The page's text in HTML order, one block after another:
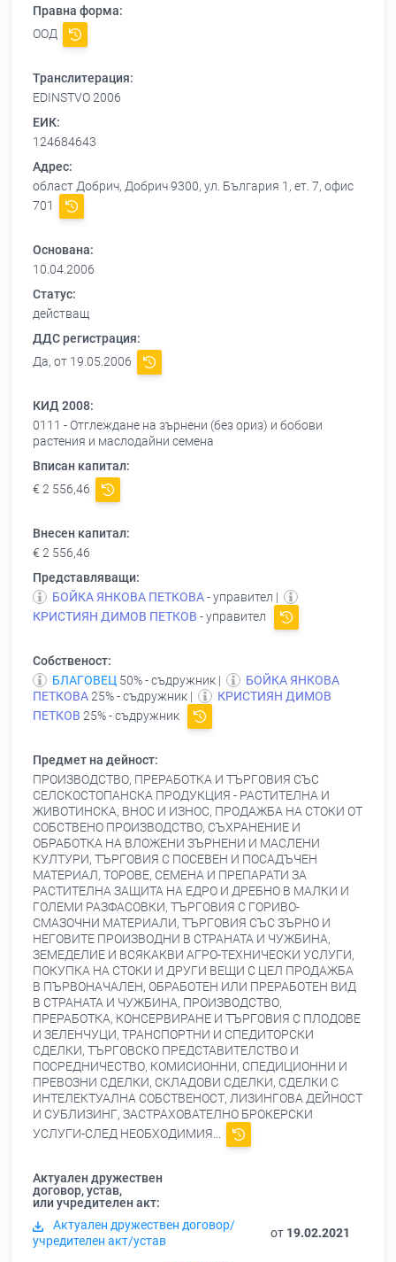
Правна форма:
ООД
Транслитерация:
EDINSTVO 2006
ЕИК:
124684643
Адрес:
област Добрич, Добрич 9300, ул. България 1, ет. 7, офис
701
Основана:
10.04.2006
Статус:
действащ
ДДС регистрация:
Да, от 19.05.2006
КИД 2008:
0111 - Отглеждане на зърнени (без ориз) и бобови
растения и маслодайни семена
Вписан капитал:
€ 2 556,46
Внесен капитал:
€ 2 556,46
Представляващи:
БОЙКА ЯНКОВА ПЕТКОВА- управител |
КРИСТИЯН ДИМОВ ПЕТКОВ - управител
Собственост:
БЛАГОВЕЦ 50% - съдружник |
БОЙКА ЯНКОВА
ПЕТКОВА25% - съдружник |
КРИСТИЯН ДИМОВ
ПЕТКОВ 25% - съдружник
Предмет на дейност:
ПРОИЗВОДСТВО, ПРЕРАБОТКА И ТЪРГОВИЯ СЪС
СЕЛСКОСТОПАНСКА ПРОДУКЦИЯ - РАСТИТЕЛНА И
ЖИВОТИНСКА, ВНОС И ИЗНОС, ПРОДАЖБА НА СТОКИ ОТ
СОБСТВЕНО ПРОИЗВОДСТВО, СЪХРАНЕНИЕ И
ОБРАБОТКА НА ВЛОЖЕНИ ЗЪРНЕНИ И МАСЛЕНИ
КУЛТУРИ, ТЪРГОВИЯ С ПОСЕВЕН И ПОСАДЪЧЕН
МАТЕРИАЛ, ТОРОВЕ, СЕМЕНА И ПРЕПАРАТИ ЗА
РАСТИТЕЛНА ЗАЩИТА НА ЕДРО И ДРЕБНО В МАЛКИ И
ГОЛЕМИ РАЗФАСОВКИ, ТЪРГОВИЯ С ГОРИВО-
СМАЗОЧНИ МАТЕРИАЛИ, ТЪРГОВИЯ СЪС ЗЪРНО И
НЕГОВИТЕ ПРОИЗВОДНИ В СТРАНАТА И ЧУЖБИНА,
ЗЕМЕДЕЛИЕ И ВСЯКАКВИ АГРО-ТЕХНИЧЕСКИ УСЛУГИ,
ПОКУПКА НА СТОКИ И ДРУГИ ВЕЩИ С ЦЕЛ ПРОДАЖБА
В ПЪРВОНАЧАЛЕН, ОБРАБОТЕН ИЛИ ПРЕРАБОТЕН ВИД
В СТРАНАТА И ЧУЖБИНА, ПРОИЗВОДСТВО,
ПРЕРАБОТКА, КОНСЕРВИРАНЕ И ТЪРГОВИЯ С ПЛОДОВЕ
И ЗЕЛЕНЧУЦИ, ТРАНСПОРТНИ И СПЕДИТОРСКИ
СДЕЛКИ, ТЪРГОВСКО ПРЕДСТАВИТЕЛСТВО И
ПОСРЕДНИЧЕСТВО, КОМИСИОННИ, СПЕДИЦИОННИ И
ПРЕВОЗНИ СДЕЛКИ, СКЛАДОВИ СДЕЛКИ, СДЕЛКИ С
ИНТЕЛЕКТУАЛНА СОБСТВЕНОСТ, ЛИЗИНГОВА ДЕЙНОСТ
И СУБЛИЗИНГ, ЗАСТРАХОВАТЕЛНО БРОКЕРСКИ
УСЛУГИ-СЛЕД НЕОБХОДИМИЯ...
Актуален дружествен
договор, устав,
или учредителен акт:
Актуален дружествен договор/
учредителен акт/устав
от 19.02.2021